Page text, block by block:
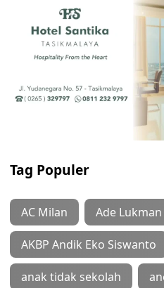
Tag Populer
AC Milan Ade Lukman
AKBP Andik Eko Siswanto
anak tidak sekolah